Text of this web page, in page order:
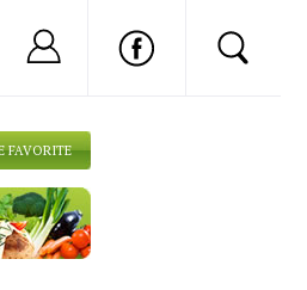
FAVORITE
Nu ai cont?